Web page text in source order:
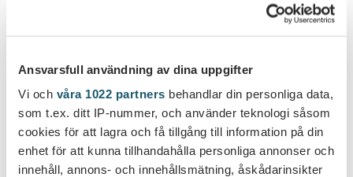
Ansvarsfull användning av dina uppgifter
Vi och våra 1022 partners behandlar din personliga data,
som t.ex. ditt IP-nummer, och använder teknologi såsom
cookies för att lagra och få tillgång till information på din
enhet för att kunna tillhandahålla personliga annonser och
innehåll, annons- och innehållsmätning, åskådarinsikter
Arbetet med att installera de nya bryggorna går
undan.
I söndags var alla bryggor på den västra sidan av Ingå å
förankrade på sina platser. Den östra sidans bryggor M
och N ligger i hamnbassängen vid kajen.